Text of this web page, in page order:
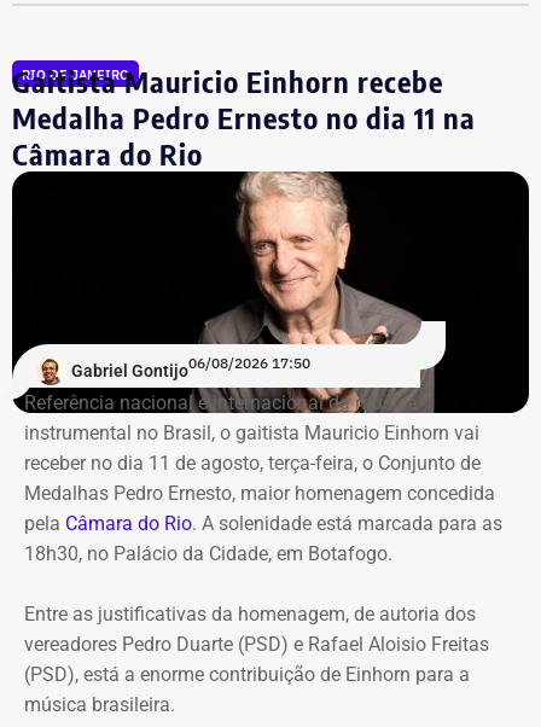
Youssef.
Mais de 20% da carteira
compremetida sob ‘risco de default’
De acordo com o relatório de auditoria do TCE-RJ, os R$
59,6 milhões alocados no Banco Master entre junho e
julho de 2024 representavam mais de 20% de toda a
carteira de investimentos do Itaprevi. A equipe técnica do
Tribunal classificou o processo decisório como
“negligente e temerário”.
Entre os principais pontos apontados pela auditoria
estão:
Mudança brusca na estratégia de investimento: a
20% logo na primeira reunião da nova gestão,
desrespeitando os estudos técnicos e pareceres da
consultoria financeira contratada, que desaconselhavam
o investimento de longo prazo.
RIO DE JANEIRO
Gaitista Mauricio Einhorn recebe
Medalha Pedro Ernesto no dia 11 na
Câmara do Rio
Gabriel Gontijo06/08/2026 17:50
Referência nacional e internacional da música
instrumental no Brasil, o gaitista Mauricio Einhorn vai
receber no dia 11 de agosto, terça-feira, o Conjunto de
Medalhas Pedro Ernesto, maior homenagem concedida
pela Câmara do Rio. A solenidade está marcada para as
18h30, no Palácio da Cidade, em Botafogo.
Entre as justificativas da homenagem, de autoria dos
vereadores Pedro Duarte (PSD) e Rafael Aloisio Freitas
(PSD), está a enorme contribuição de Einhorn para a
música brasileira.